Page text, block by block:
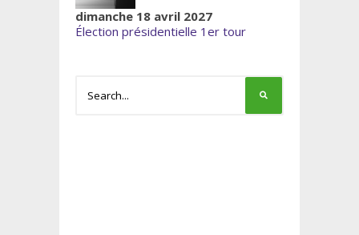
dimanche 18 avril 2027
Élection présidentielle 1er tour